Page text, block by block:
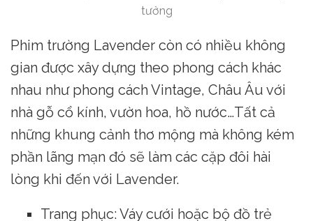
tưởng
Phim trường Lavender còn có nhiều không
gian được xây dựng theo phong cách khác
nhau như phong cách Vintage, Châu Âu với
nhà gỗ cổ kính, vườn hoa, hồ nước…Tất cả
những khung cảnh thơ mộng mà không kém
phần lãng mạn đó sẽ làm các cặp đôi hài
lòng khi đến với Lavender.
Trang phục: Váy cưới hoặc bộ đồ trẻ